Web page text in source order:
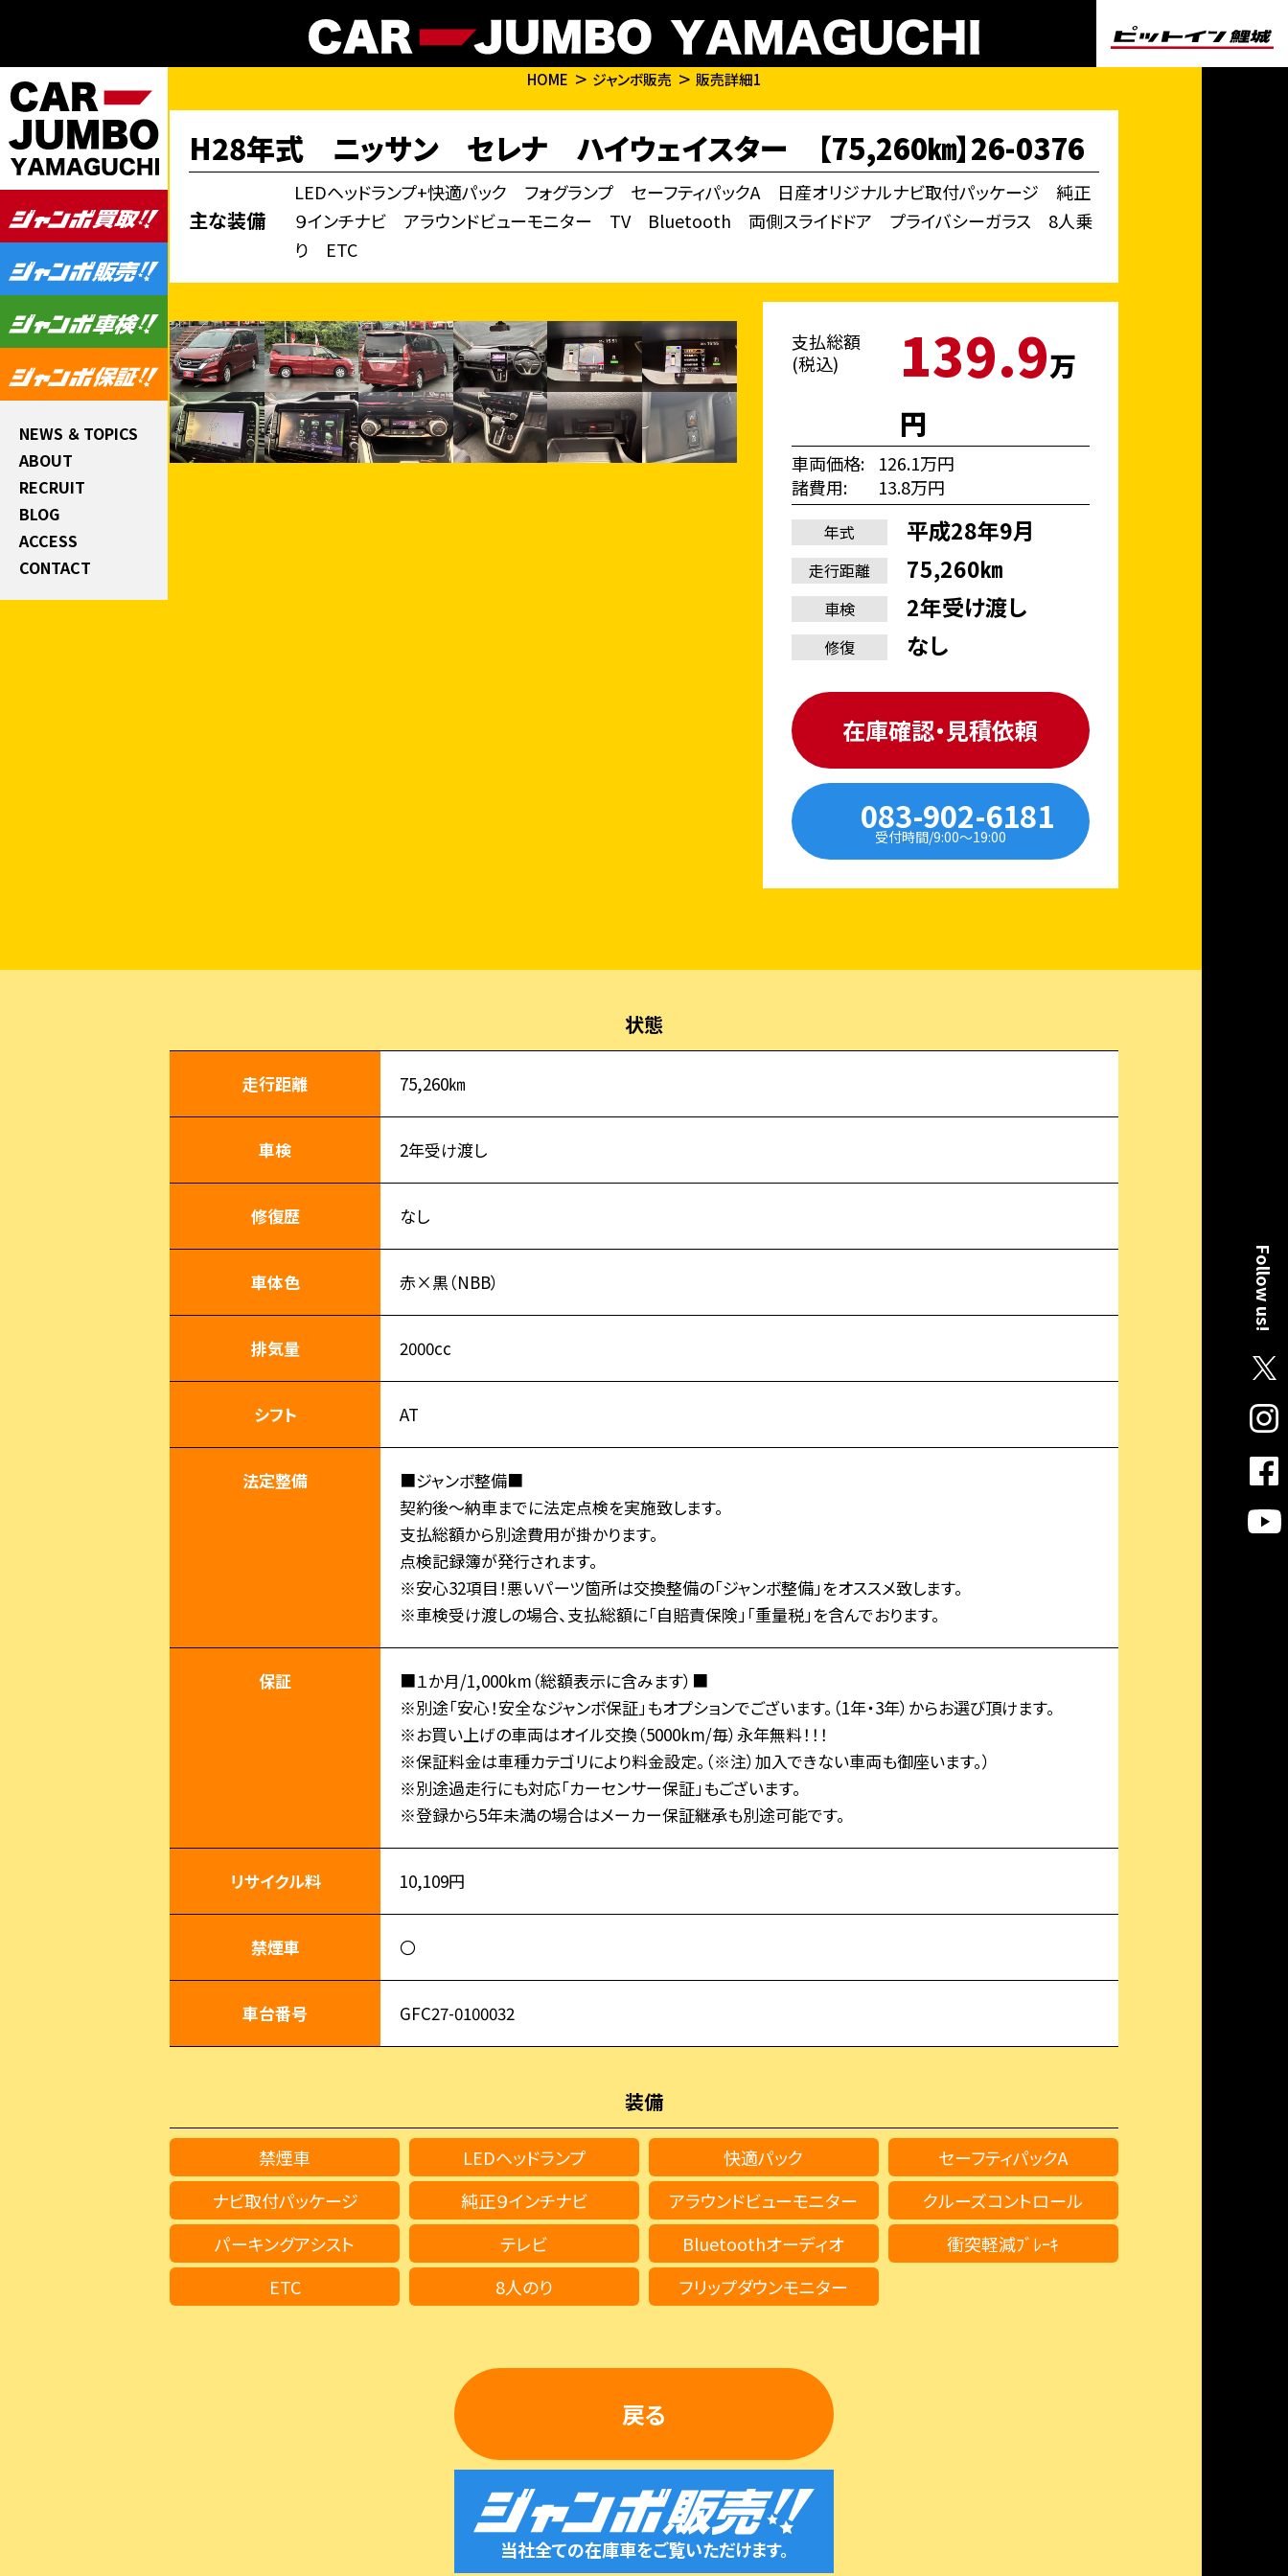
NEWS ＆ TOPICS
ABOUT
RECRUIT
BLOG
ACCESS
CONTACT
Follow us!
HOME ジャンボ販売 販売詳細1
H28年式 ニッサン セレナ ハイウェイスター 【75,260㎞】26-0376
主な装備
LEDヘッドランプ+快適パック フォグランプ セーフティパックA 日産オリジナルナビ取付パッケージ 純正
９インチナビ アラウンドビューモニター TV Bluetooth 両側スライドドア プライバシーガラス 8人乗
り ETC
支払総額
(税込)
139.9万
円
車両価格
126.1万円
諸費用
13.8万円
年式 平成28年9月
走行距離 75,260㎞
車検 2年受け渡し
修復 なし
在庫確認・見積依頼
083-902-6181
受付時間/9:00〜19:00
状態
走行距離 75,260㎞
車検 2年受け渡し
修復歴 なし
車体色 赤×黒（NBB）
排気量 2000cc
シフト AT
法定整備
■ジャンボ整備■
契約後～納車までに法定点検を実施致します。
支払総額から別途費用が掛かります。
点検記録簿が発行されます。
※安心32項目！悪いパーツ箇所は交換整備の「ジャンボ整備」をオススメ致します。
※車検受け渡しの場合、支払総額に「自賠責保険」「重量税」を含んでおります。
保証
■１か月/1,000km（総額表示に含みます）■
※別途「安心！安全なジャンボ保証」もオプションでございます。（1年・3年）からお選び頂けます。
※お買い上げの車両はオイル交換（5000km/毎）永年無料！！！
※保証料金は車種カテゴリにより料金設定。（※注）加入できない車両も御座います。）
※別途過走行にも対応「カーセンサー保証」もございます。
※登録から5年未満の場合はメーカー保証継承も別途可能です。
リサイクル料 10,109円
禁煙車 〇
車台番号 GFC27-0100032
装備
禁煙車 LEDヘッドランプ 快適パック
セーフティパックA
ナビ取付パッケージ
純正９インチナビ アラウンドビューモニター
クルーズコントロール
パーキングアシスト
テレビ Bluetoothオーディオ
衝突軽減ﾌﾞﾚｰｷ
ETC
8人のり フリップダウンモニター
戻る
当社全ての在庫車をご覧いただけます。